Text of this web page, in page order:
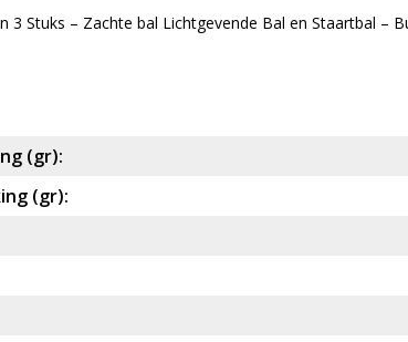
3 Stuks – Zachte bal Lichtgevende Bal en Staartbal –
(gr):
(gr):